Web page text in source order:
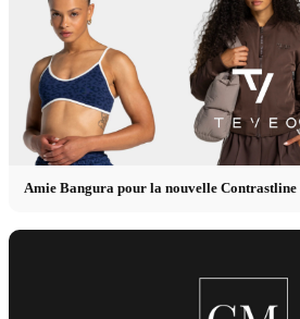
Amie Bangura pour la nouvelle